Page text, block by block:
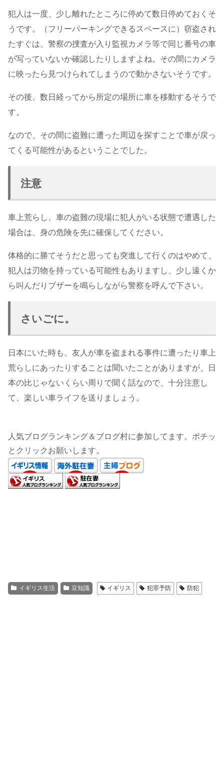
犯人は一度、少し離れたところに停めて数日停めておくそ
うです。（フリーパーキングできるスペースに）窃盗され
たすぐは、警察の捜査が入り監視カメラ等で同じ番号の車
が写っていないか確認したりしますよね。その間にカメラ
に映ったら見つけられてしまうので動かさないそうです。
その後、数日経ってから所定の場所に車を移動するそうで
す。
なので、その間に盗難に遭った周辺を探すことで車が戻っ
てくる可能性があるということでした。
注意
車上荒らし、車の盗難の現場に犯人がいる状態で遭遇した
場合は、身の危険を先に確保してください。
体格的に勝てそうだと思っても突進して行くのはやめて、
犯人は刃物を持っている可能性もありますし、少し遠くか
ら叫んだりブザーを鳴らしながら警察を呼んで下さい。
さいごに。
日本にいた時も、友人が車を盗まれる事件に遭ったり車上
荒らしにあったりすることは聞いたことがありますが、日
本の比じゃないくらい周りで聞く話なので、十分注意し
て、楽しい車ライフを送りましょう。
人気ブログランキング＆ブログ村に参加してます。ポチッ
とクリックお願いします。
イギリス生活 豆知識 イギリス 犯罪予防 防犯